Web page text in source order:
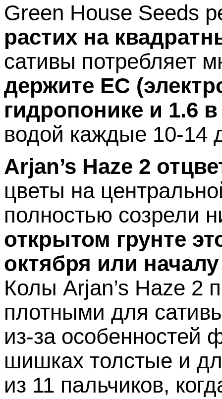
Green House Seeds
растих на
сативы потребляет
держите EC
гидропонике и 1.6
водой каждые 10-14
Arjan’s Haze 2
цветы на
полностью созрели
открытом грунте
октября или
Колы Arjan’s Haze 2
плотными для
из-за особенностей
шишках толстые и
из 11 пальчиков,